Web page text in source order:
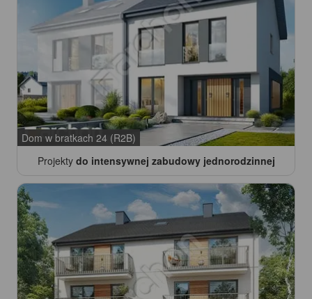
Dom w bratkach 24 (R2B)
Projekty do intensywnej zabudowy jednorodzinnej